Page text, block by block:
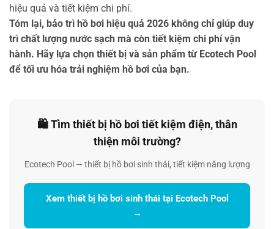
hiệu quả và tiết kiệm chi phí.
Tóm lại, bảo trì hồ bơi hiệu quả 2026 không chỉ giúp duy
trì chất lượng nước sạch mà còn tiết kiệm chi phí vận
hành. Hãy lựa chọn thiết bị và sản phẩm từ Ecotech Pool
để tối ưu hóa trải nghiệm hồ bơi của bạn.
🛍️ Tìm thiết bị hồ bơi tiết kiệm điện, thân
thiện môi trường?
Ecotech Pool — thiết bị hồ bơi sinh thái, tiết kiệm năng lượng
Xem thiết bị hồ bơi sinh thái tại Ecotech Pool
→